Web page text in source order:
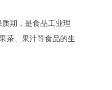
期，是食品工业理
茶、果汁等食品的生